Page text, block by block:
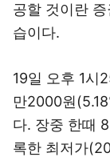
공할 것이란
습이다.
19일 오후 1시
만2000원
다. 장중 한때
록한 최저가